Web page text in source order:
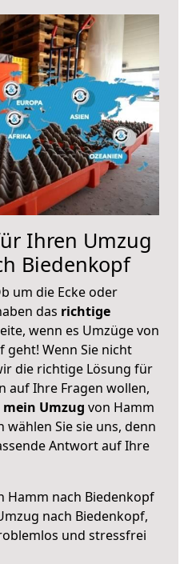
Ihren Umzug
Biedenkopf
um die Ecke oder
das richtige
wenn es Umzüge von
geht! Wenn Sie nicht
die richtige Lösung für
auf Ihre Fragen wollen,
Umzug von Hamm
wählen Sie sie uns, denn
Antwort auf Ihre
Hamm nach Biedenkopf
nach Biedenkopf,
und stressfrei